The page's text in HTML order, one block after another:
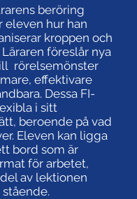
beröring
eleven hur han
kroppen och
föreslår nya
rörelsemönster
effektivare
Dessa FI-
i sitt
beroende på vad
Eleven kan ligga
bord som är
för arbetet,
av lektionen